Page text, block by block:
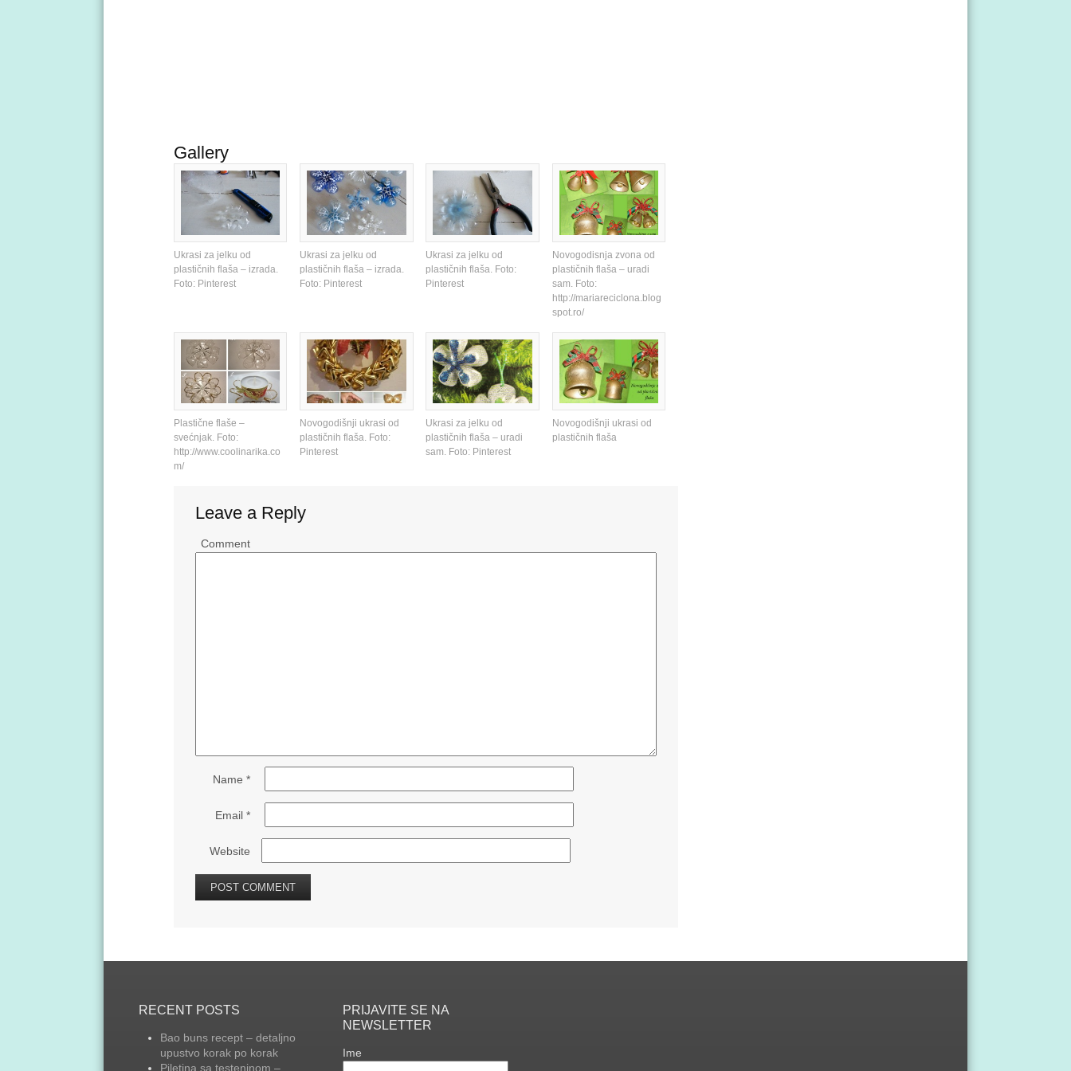
Gallery
Ukrasi za jelku od
plastičnih flaša – izrada.
Foto: Pinterest
Ukrasi za jelku od
plastičnih flaša – izrada.
Foto: Pinterest
Ukrasi za jelku od
plastičnih flaša. Foto:
Pinterest
Novogodisnja zvona od
plastičnih flaša – uradi
sam. Foto:
http://mariareciclona.blog
spot.ro/
Plastične flaše –
svećnjak. Foto:
http://www.coolinarika.co
m/
Novogodišnji ukrasi od
plastičnih flaša. Foto:
Pinterest
Ukrasi za jelku od
plastičnih flaša – uradi
sam. Foto: Pinterest
Novogodišnji ukrasi od
plastičnih flaša
Leave a Reply
Comment
Name*
Email*
Website
RECENT POSTS
Bao buns recept – detaljno
upustvo korak po korak
Piletina sa testeninom –
PRIJAVITE SE NA
NEWSLETTER
Ime